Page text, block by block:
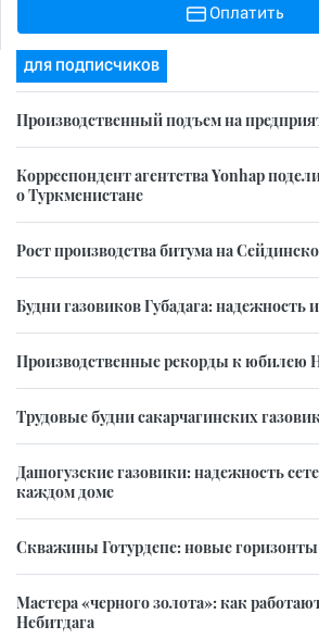
Оплатить
ДЛЯ ПОДПИСЧИКОВ
Производственный подъем на
Корреспондент агентства Yonhap
о Туркменистане
Рост производства битума на
Будни газовиков Губадага: надежность
Производственные рекорды к юбилею
Трудовые будни сакарчагинских
Дашогузские газовики: надежность
каждом доме
Скважины Готурдепе: новые горизонты
Мастера «черного золота»: как
Небитдага